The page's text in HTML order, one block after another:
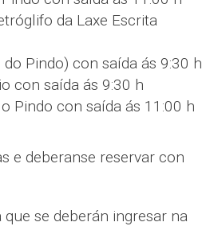
da Laxe Escrita
Pindo) con saída ás 9:30 h
con saída ás 9:30 h
Pindo con saída ás 11:00 h
e deberanse reservar con
se deberán ingresar na